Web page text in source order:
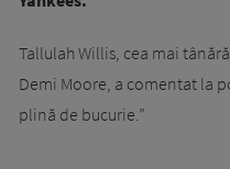
Tallulah Willis, cea mai
Demi Moore, a comentat la
plină de bucurie.”